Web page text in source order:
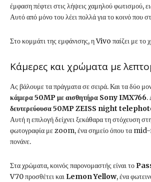
έμφαση πέφτει στις λήψεις χαμηλού φωτισμού,
Αυτό από μόνο του λέει πολλά για το κοινό που
Στο κομμάτι της εμφάνισης, η Vivo παίζει με το
Κάμερες και χρώματα με
Ας βάλουμε τα πράγματα σε σειρά. Και τα δύο
κάμερα 50MP με αισθητήρα Sony IMX766.
δευτερεύουσα 50MP ZEISS night
Αυτή η επιλογή δείχνει ξεκάθαρα τη στόχευση
φωτογραφία με zoom, ένα σημείο όπου τα
πονάνε.
Στα χρώματα, κοινός παρονομαστής είναι το
V70 προσθέτει και Lemon Yellow, ένα